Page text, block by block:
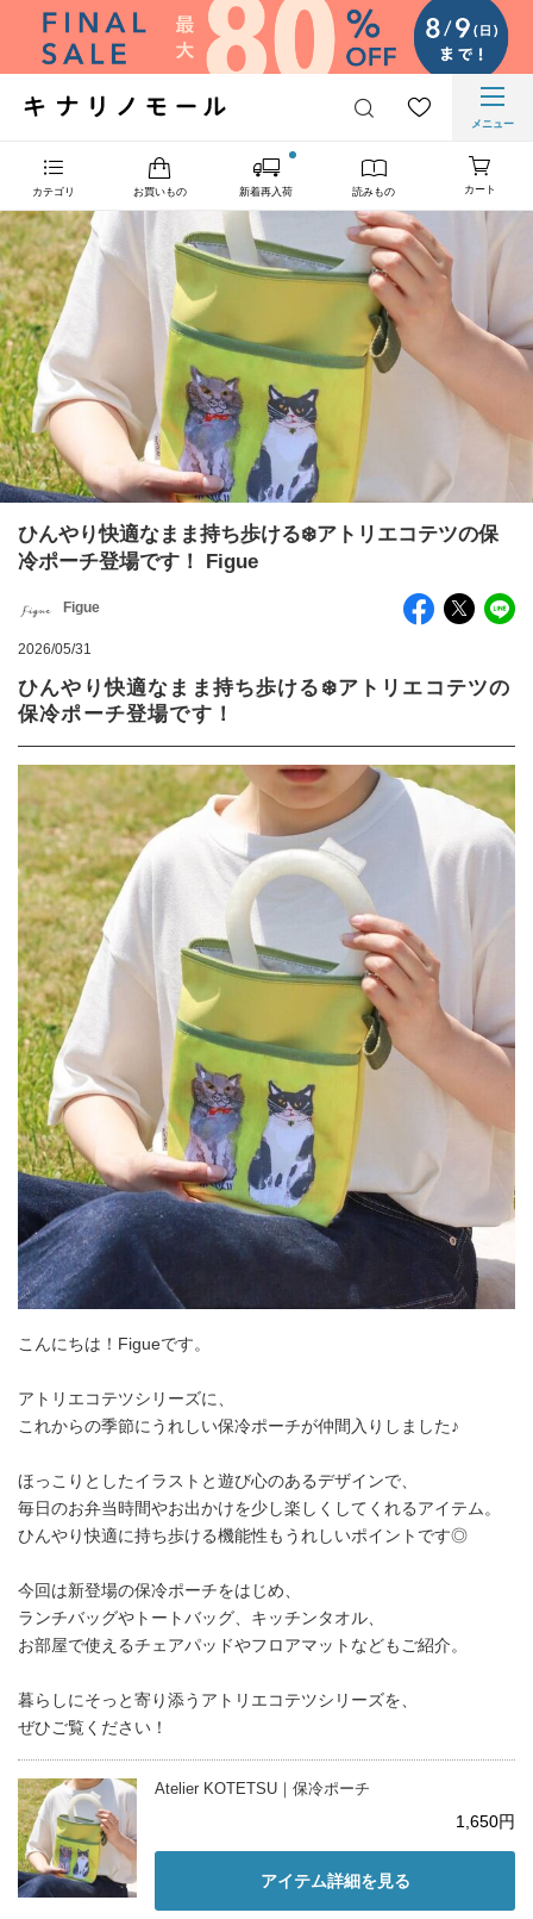
メニュー
カテゴリ お買いもの 新着再入荷 読みもの カート
ひんやり快適なまま持ち歩ける❄️アトリエコテツの保
冷ポーチ登場です！ Figue
Figue
2026/05/31
ひんやり快適なまま持ち歩ける❄️アトリエコテツの
保冷ポーチ登場です！
こんにちは！Figueです。
アトリエコテツシリーズに、
これからの季節にうれしい保冷ポーチが仲間入りしました♪
ほっこりとしたイラストと遊び心のあるデザインで、
毎日のお弁当時間やお出かけを少し楽しくしてくれるアイテム。
ひんやり快適に持ち歩ける機能性もうれしいポイントです◎
今回は新登場の保冷ポーチをはじめ、
ランチバッグやトートバッグ、キッチンタオル、
お部屋で使えるチェアパッドやフロアマットなどもご紹介。
暮らしにそっと寄り添うアトリエコテツシリーズを、
ぜひご覧ください！
Atelier KOTETSU｜保冷ポーチ
1,650円
アイテム詳細を見る